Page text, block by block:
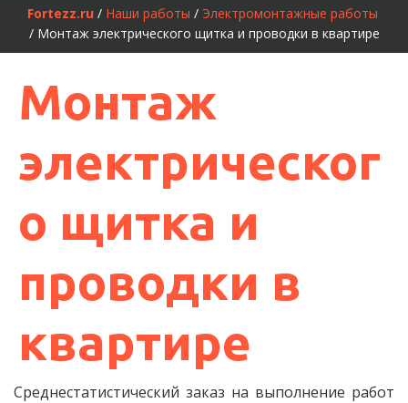
Fortezz.ru / Наши работы / Электромонтажные работы
/ Монтаж электрического щитка и проводки в квартире
Монтаж
электрическог
о щитка и
проводки в
квартире
Среднестатистический заказ на выполнение работ